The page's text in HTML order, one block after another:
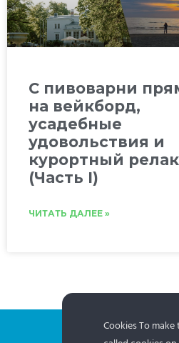
C пивоварни
на вейкборд,
усадебные
удовольствия и
курортный
(Часть I)
ЧИТАТЬ ДАЛЕЕ »
Cookies To